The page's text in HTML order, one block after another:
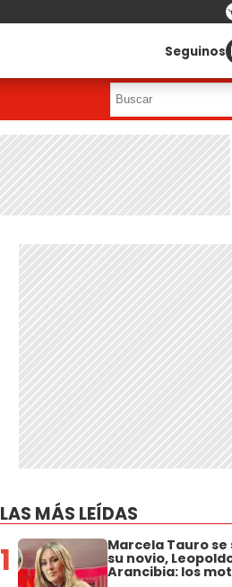
Seguinos
LAS MÁS LEÍDAS
1 Marcela Tauro se
su novio,
Arancibia: los